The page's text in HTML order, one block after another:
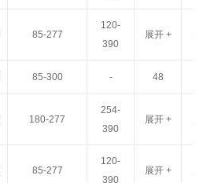
85-277
120-
390
展开 +
85-300 - 48
180-277
254-
390
展开 +
85-277
120-
390
展开 +